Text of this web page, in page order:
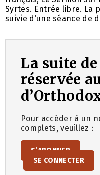
Syrtes. Entrée libre. La
suivie d’une séance de
La suite
réservée
Pour accéder à un
complets, veuillez :
S’ABONNER
SE CONNECTER